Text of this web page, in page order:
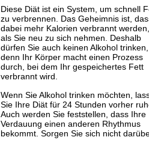
Diese Diät ist ein System, um schnell
zu verbrennen. Das Geheimnis ist,
dabei mehr Kalorien verbrannt werden,
als Sie neu zu sich nehmen. Deshalb
dürfen Sie auch keinen Alkohol trinken,
denn Ihr Körper macht einen Prozess
durch, bei dem Ihr gespeichertes Fett
verbrannt wird.
Wenn Sie Alkohol trinken möchten,
Sie Ihre Diät für 24 Stunden vorher
Auch werden Sie feststellen, dass Ihre
Verdauung einen anderen Rhythmus
bekommt. Sorgen Sie sich nicht